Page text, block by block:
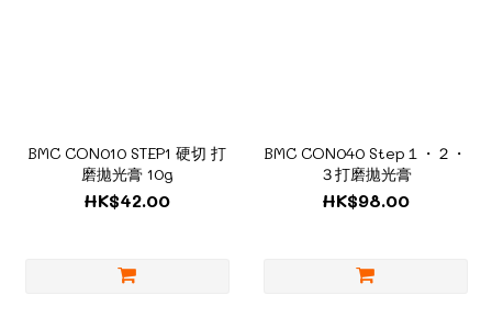
BMC CON010 STEP1 硬切 打
磨拋光膏 10g
HK$42.00
BMC CON040 Step１・２・
３打磨拋光膏
HK$98.00